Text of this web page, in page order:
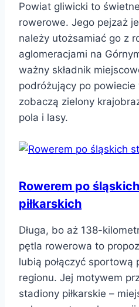
Powiat gliwicki to
rowerowe. Jego pejzaż
należy utożsamiać go z
aglomeracjami na
ważny składnik
podróżujący po
zobaczą zielony
pola i lasy.
Rowerem po
piłkarskich
Długa, bo aż 138-
pętla rowerowa to
lubią połączyć sportową
regionu. Jej motywem
stadiony piłkarskie –